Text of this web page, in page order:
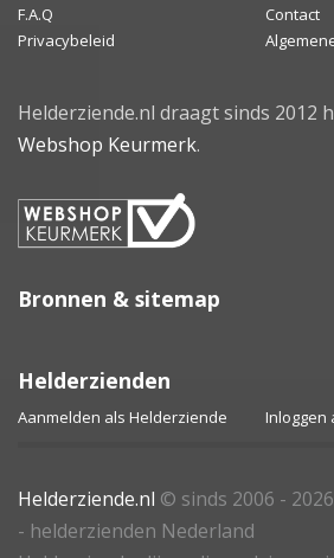
F.A.Q
Contact
Privacybeleid
Helderziende.nl draagt sinds 2012
Webshop Keurmerk.
Bronnen & sitemap
Helderzienden
Aanmelden als Helderziende Inloggen
Helderziende.nl © sinds 2006 - 2026
- helderzienden Nederland